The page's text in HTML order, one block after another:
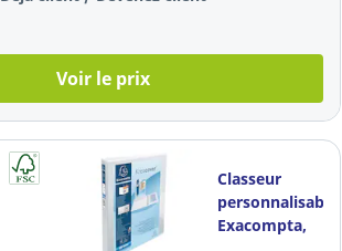
Voir le prix
Classeur
personnalisable
Exacompta,